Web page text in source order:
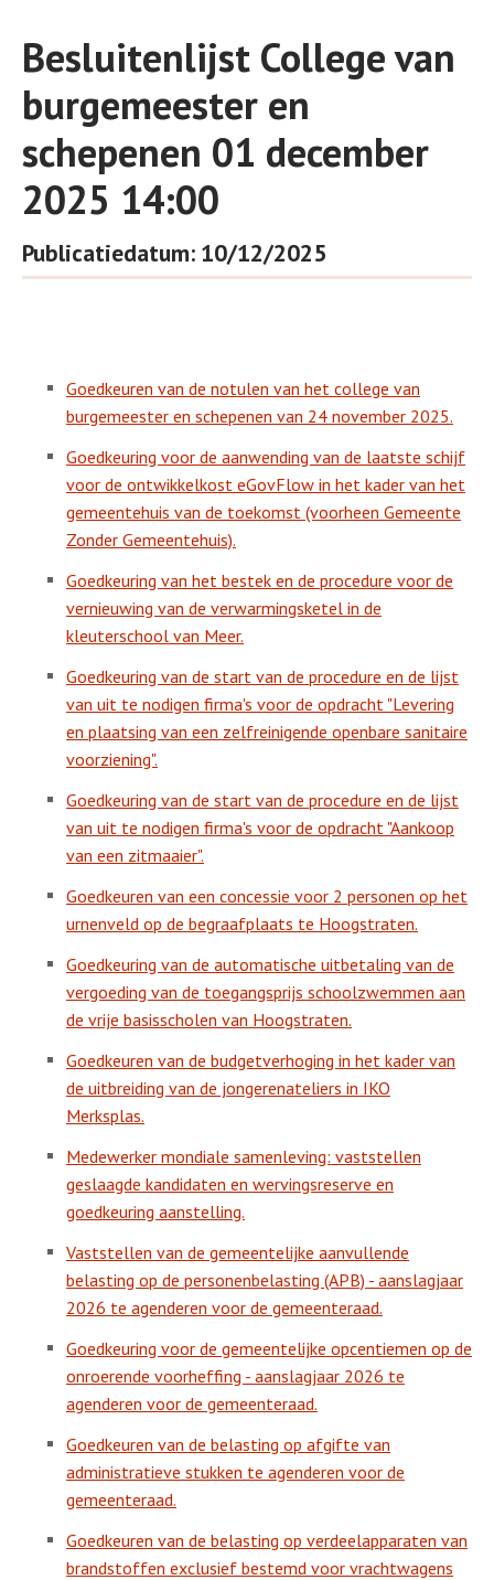
Besluitenlijst College van
burgemeester en
schepenen 01 december
2025 14:00
Publicatiedatum: 10/12/2025
Goedkeuren van de notulen van het college van
burgemeester en schepenen van 24 november 2025.
Goedkeuring voor de aanwending van de laatste schijf
voor de ontwikkelkost eGovFlow in het kader van het
gemeentehuis van de toekomst (voorheen Gemeente
Zonder Gemeentehuis).
Goedkeuring van het bestek en de procedure voor de
vernieuwing van de verwarmingsketel in de
kleuterschool van Meer.
Goedkeuring van de start van de procedure en de lijst
van uit te nodigen firma's voor de opdracht "Levering
en plaatsing van een zelfreinigende openbare sanitaire
voorziening".
Goedkeuring van de start van de procedure en de lijst
van uit te nodigen firma's voor de opdracht "Aankoop
van een zitmaaier".
Goedkeuren van een concessie voor 2 personen op het
urnenveld op de begraafplaats te Hoogstraten.
Goedkeuring van de automatische uitbetaling van de
vergoeding van de toegangsprijs schoolzwemmen aan
de vrije basisscholen van Hoogstraten.
Goedkeuren van de budgetverhoging in het kader van
de uitbreiding van de jongerenateliers in IKO
Merksplas.
Medewerker mondiale samenleving: vaststellen
geslaagde kandidaten en wervingsreserve en
goedkeuring aanstelling.
Vaststellen van de gemeentelijke aanvullende
belasting op de personenbelasting (APB) - aanslagjaar
2026 te agenderen voor de gemeenteraad.
Goedkeuring voor de gemeentelijke opcentiemen op de
onroerende voorheffing - aanslagjaar 2026 te
agenderen voor de gemeenteraad.
Goedkeuren van de belasting op afgifte van
administratieve stukken te agenderen voor de
gemeenteraad.
Goedkeuren van de belasting op verdeelapparaten van
brandstoffen exclusief bestemd voor vrachtwagens